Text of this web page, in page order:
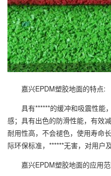
嘉兴EPDM塑胶地面的特点:
具有******的缓冲和吸震性能
感；具有出色的防滑性能，有效
耐用性高，不会褪色，使用寿命
际环保标准，******无害，对用户
嘉兴EPDM塑胶地面的应用